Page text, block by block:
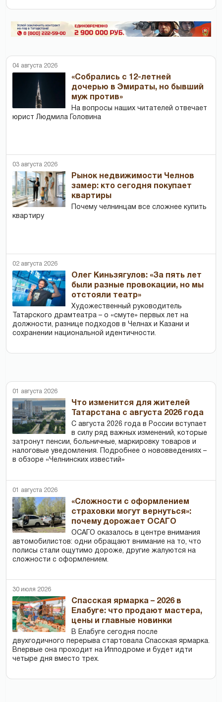
04 августа 2026
«Собрались с 12-летней
дочерью в Эмираты, но бывший
муж против»
На вопросы наших читателей отвечает
юрист Людмила Головина
03 августа 2026
Рынок недвижимости Челнов
замер: кто сегодня покупает
квартиры
Почему челнинцам все сложнее купить
квартиру
02 августа 2026
Олег Киньзягулов: «За пять лет
были разные провокации, но мы
отстояли театр»
Художественный руководитель
Татарского драмтеатра – о «смуте» первых лет на
должности, разнице подходов в Челнах и Казани и
сохранении национальной идентичности.
01 августа 2026
Что изменится для жителей
Татарстана с августа 2026 года
С августа 2026 года в России вступает
в силу ряд важных изменений, которые
затронут пенсии, больничные, маркировку товаров и
налоговые уведомления. Подробнее о нововведениях –
в обзоре «Челнинских известий»
01 августа 2026
«Сложности с оформлением
страховки могут вернуться»:
почему дорожает ОСАГО
ОСАГО оказалось в центре внимания
автомобилистов: одни обращают внимание на то, что
полисы стали ощутимо дороже, другие жалуются на
сложности с оформлением.
30 июля 2026
Спасская ярмарка – 2026 в
Елабуге: что продают мастера,
цены и главные новинки
В Елабуге сегодня после
двухгодичного перерыва стартовала Спасская ярмарка.
Впервые она проходит на Ипподроме и будет идти
четыре дня вместо трех.